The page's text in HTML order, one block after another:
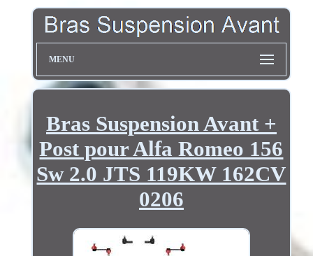
MENU
Bras Suspension Avant +
Post pour Alfa Romeo 156
Sw 2.0 JTS 119KW 162CV
0206